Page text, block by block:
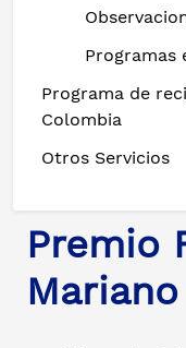
Programas
Programa de
Colombia
Otros Servicios
Premio